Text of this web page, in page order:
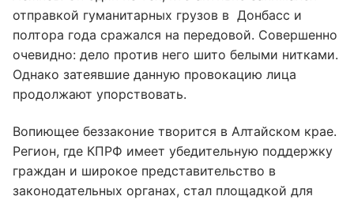
отправкой гуманитарных грузов в Донбасс и
полтора года сражался на передовой. Совершенно
очевидно: дело против него шито белыми нитками.
Однако затеявшие данную провокацию лица
продолжают упорствовать.
Вопиющее беззаконие творится в Алтайском крае.
Регион, где КПРФ имеет убедительную поддержку
граждан и широкое представительство в
законодательных органах, стал площадкой для